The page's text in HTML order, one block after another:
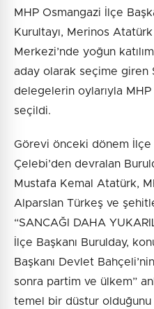
MHP Osmangazi İlçe
Kurultayı, Merinos
Merkezi’nde yoğun
aday olarak seçime giren
delegelerin oylarıyla MHP
seçildi.
Görevi önceki dönem İlçe
Çelebi’den devralan
Mustafa Kemal Atatürk,
Alparslan Türkeş ve
“SANCAĞI DAHA
İlçe Başkanı Burulday,
Başkanı Devlet
sonra partim ve ülkem”
temel bir düstur olduğunu